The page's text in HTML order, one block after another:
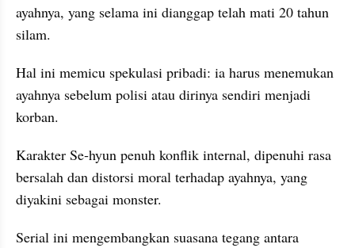
ayahnya, yang selama ini dianggap telah mati 20 tahun
silam.
Hal ini memicu spekulasi pribadi: ia harus menemukan
ayahnya sebelum polisi atau dirinya sendiri menjadi
korban.
Karakter Se‑hyun penuh konflik internal, dipenuhi rasa
bersalah dan distorsi moral terhadap ayahnya, yang
diyakini sebagai monster.
Serial ini mengembangkan suasana tegang antara